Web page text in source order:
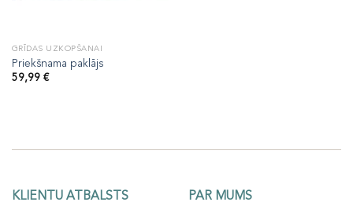
GRĪDAS UZKOPŠANAI
Priekšnama paklājs
59,99 €
KLIENTU ATBALSTS
PAR MUMS